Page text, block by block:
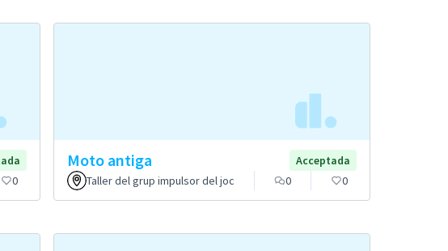
0
Moto antiga
Acceptada
Taller del grup impulsor del joc
0 0